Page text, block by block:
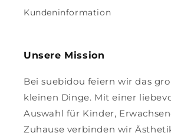
Kundeninformation
Unsere Mission
Bei suebidou feiern wir das
kleinen Dinge. Mit einer
Auswahl für Kinder,
Zuhause verbinden wir